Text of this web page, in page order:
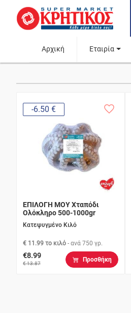
Αρχική Εταιρία
-6.50 €
ΕΠΙΛΟΓΗ ΜΟΥ Χταπόδι
Ολόκληρο 500-1000gr
Κατεψυγμένο Κιλό
€ 11.99 το κιλό - ανά 750 γρ.
€8.99
€ 13.87
Προσθήκη